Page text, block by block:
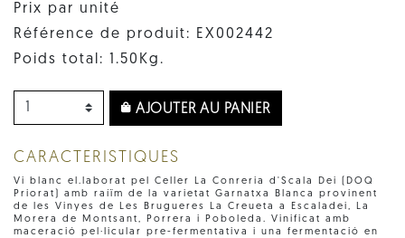
Prix par unité
Référence de produit: EX002442
Poids total: 1.50Kg.
AJOUTER AU PANIER
CARACTERISTIQUES
Vi blanc el.laborat pel Celler La Conreria d'Scala Dei (DOQ
Priorat) amb raíïm de la varietat Garnatxa Blanca provinent
de les Vinyes de Les Brugueres La Creueta a Escaladei, La
Morera de Montsant, Porrera i Poboleda. Vinificat amb
maceració pel·licular pre-fermentativa i una fermentació en